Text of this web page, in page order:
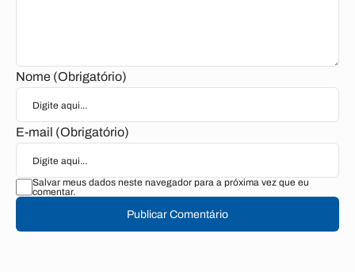
Nome (Obrigatório)
E-mail (Obrigatório)
Salvar meus dados neste navegador para a próxima vez que eu
comentar.
Publicar Comentário